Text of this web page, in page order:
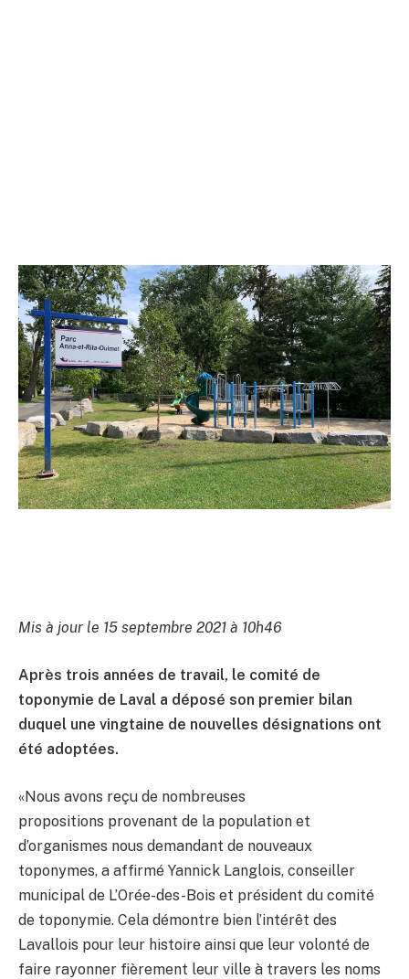
Mis à jour le 15 septembre 2021 à 10h46
Après trois années de travail, le comité de
toponymie de Laval a déposé son premier bilan
duquel une vingtaine de nouvelles désignations ont
été adoptées.
«Nous avons reçu de nombreuses
propositions provenant de la population et
d’organismes nous demandant de nouveaux
toponymes, a affirmé Yannick Langlois, conseiller
municipal de L’Orée-des-Bois et président du comité
de toponymie. Cela démontre bien l’intérêt des
Lavallois pour leur histoire ainsi que leur volonté de
faire rayonner fièrement leur ville à travers les noms